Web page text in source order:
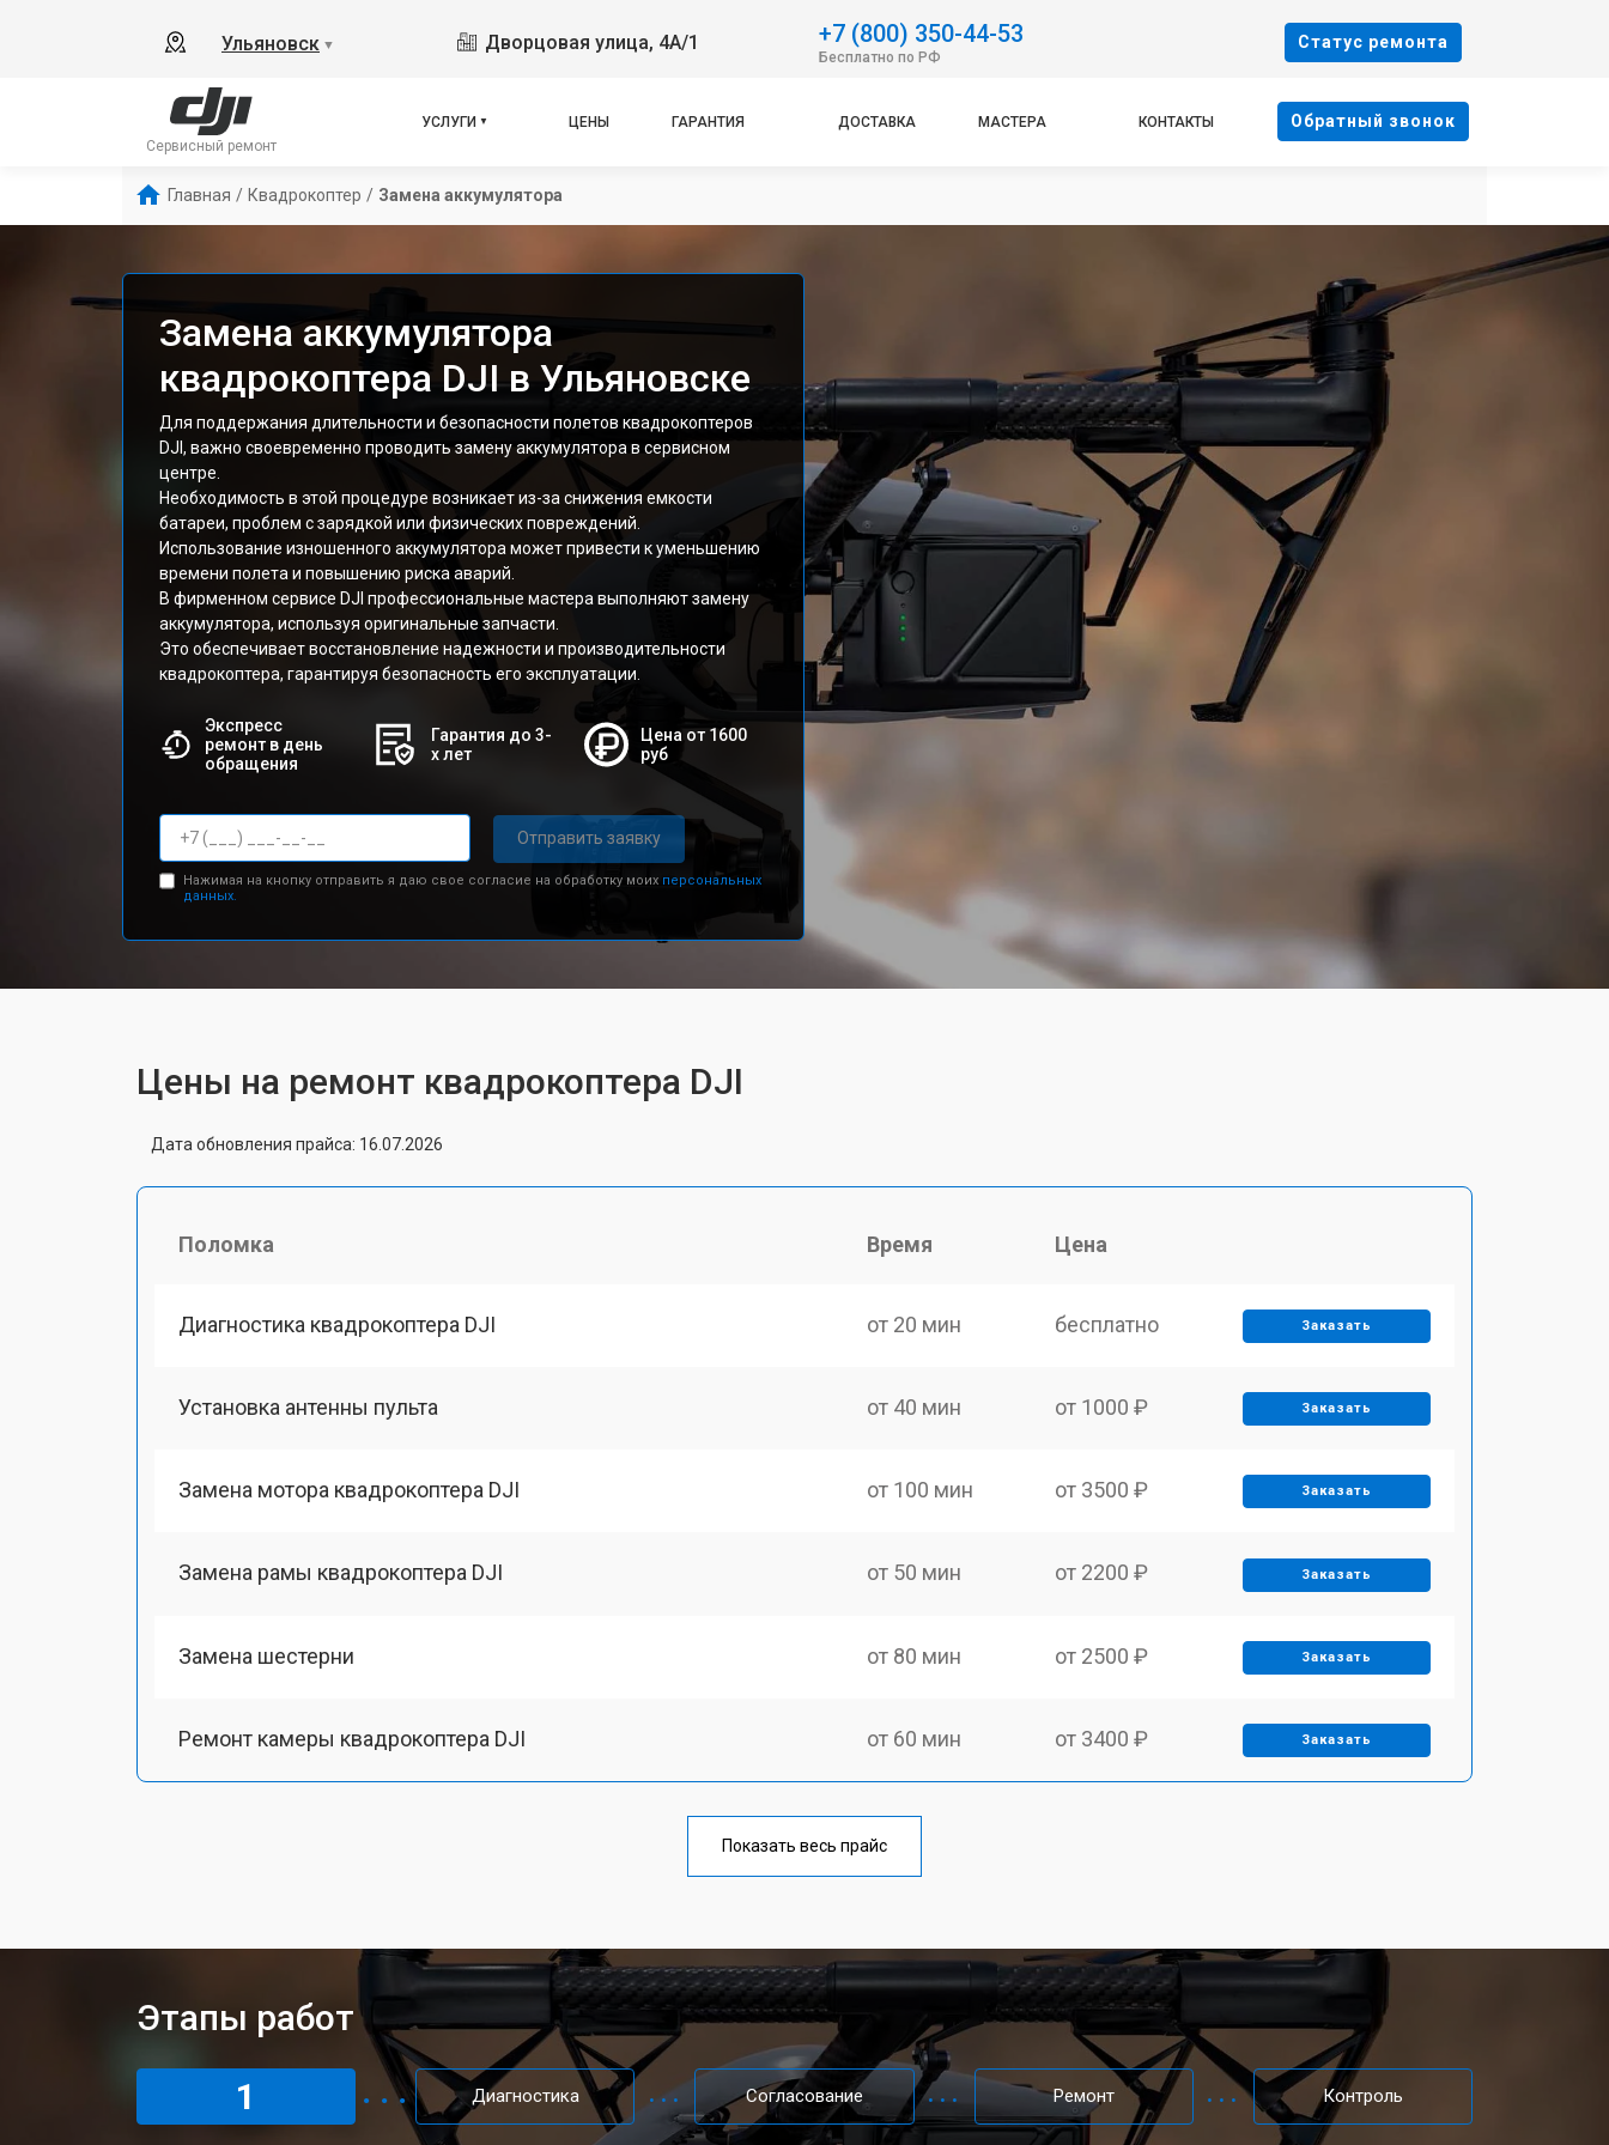
Ульяновск ▼ Дворцовая улица, 4А/1 +7 (800) 350-44-53
Бесплатно по РФ
Cтатус ремонта
Сервисный ремонт
УСЛУГИ ЦЕНЫ ГАРАНТИЯ ДОСТАВКА МАСТЕРА КОНТАКТЫ Oбратный звонок
Главная / Квадрокоптер / Замена аккумулятора
Замена аккумулятора
квадрокоптера DJI в Ульяновске
Для поддержания длительности и безопасности полетов квадрокоптеров
DJI, важно своевременно проводить замену аккумулятора в сервисном
центре.
Необходимость в этой процедуре возникает из-за снижения емкости
батареи, проблем с зарядкой или физических повреждений.
Использование изношенного аккумулятора может привести к уменьшению
времени полета и повышению риска аварий.
В фирменном сервисе DJI профессиональные мастера выполняют замену
аккумулятора, используя оригинальные запчасти.
Это обеспечивает восстановление надежности и производительности
квадрокоптера, гарантируя безопасность его эксплуатации.
Экспресс
ремонт в день
обращения
Гарантия до 3-
х лет
Цена от 1600
руб
Отправить заявку
Нажимая на кнопку отправить я даю свое согласие на обработку моих персональных
данных.
Цены на ремонт квадрокоптера DJI
Дата обновления прайса: 16.07.2026
Поломка Время Цена
Диагностика квадрокоптера DJI от 20 мин бесплатно Заказать
Установка антенны пульта от 40 мин от 1000 ₽ Заказать
Замена мотора квадрокоптера DJI от 100 мин от 3500 ₽ Заказать
Замена рамы квадрокоптера DJI от 50 мин от 2200 ₽ Заказать
Замена шестерни от 80 мин от 2500 ₽ Заказать
Ремонт камеры квадрокоптера DJI от 60 мин от 3400 ₽ Заказать
от 80 мин
Замена луча квадрокоптера DJI от 70 мин от 2200 ₽ Заказать
Замена лопасти квадрокоптера DJI от 50 мин от 2400 ₽ Заказать
Показать весь прайс
Этапы работ
1
Диагностика Согласование Ремонт Контроль